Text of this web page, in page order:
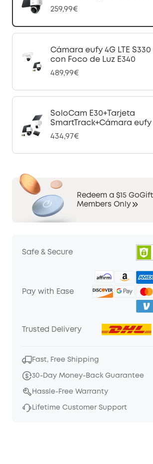
259,99€
Cámara eufy 4G LTE
con Foco de Luz E340
489,99€
SoloCam E30+Tarjeta
SmartTrack+Cámara eufy
434,97€
Redeem a $15
Members Only
Safe & Secure
Pay with Ease
Trusted Delivery
Fast, Free Shipping
30-Day Money-Back Guarantee
Hassle-Free Warranty
Lifetime Customer Support